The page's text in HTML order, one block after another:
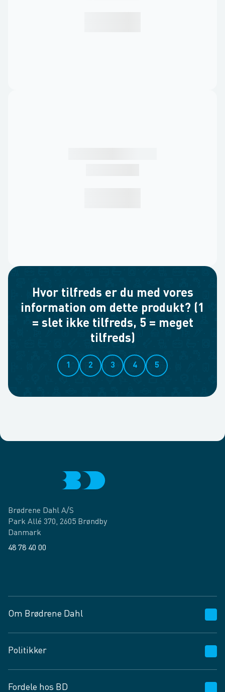
Hvor tilfreds er du med vores
information om dette produkt? (1
= slet ikke tilfreds, 5 = meget
tilfreds)
1 2 3 4 5
Brødrene Dahl A/S
Park Allé 370, 2605 Brøndby
Danmark
48 78 40 00
Om Brødrene Dahl
Vagttelefon 30 10 89 89
Spørgsmål og svar
Job og karriere
Politikker
Fordele hos BD